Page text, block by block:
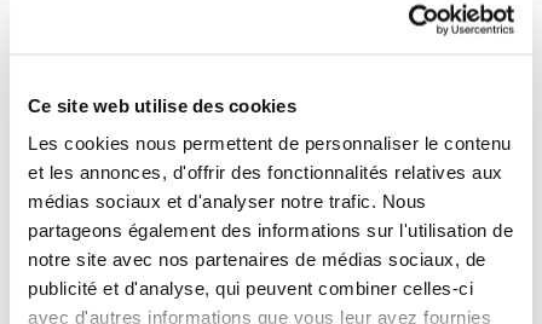
Ce site web utilise des cookies
Les cookies nous permettent de personnaliser le contenu
et les annonces, d'offrir des fonctionnalités relatives aux
médias sociaux et d'analyser notre trafic. Nous
partageons également des informations sur l'utilisation de
notre site avec nos partenaires de médias sociaux, de
publicité et d'analyse, qui peuvent combiner celles-ci
avec d'autres informations que vous leur avez fournies
Superficie
cadastrale
1397m2
Profondeur du terrain
69m
Largeur du terrain
20m